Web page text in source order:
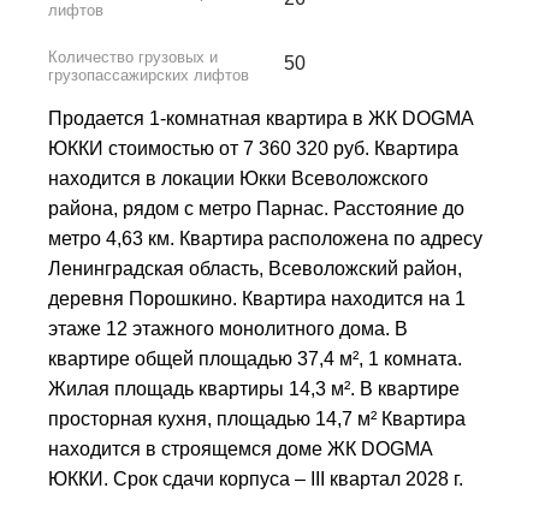
лифтов
Количество грузовых и
грузопассажирских лифтов
50
Продается 1-комнатная квартира в ЖК DOGMA
ЮККИ стоимостью от 7 360 320 руб. Квартира
находится в локации Юкки Всеволожского
района, рядом с метро Парнас. Расстояние до
метро 4,63 км. Квартира расположена по адресу
Ленинградская область, Всеволожский район,
деревня Порошкино. Квартира находится на 1
этаже 12 этажного монолитного дома. В
квартире общей площадью 37,4 м², 1 комната.
Жилая площадь квартиры 14,3 м². В квартире
просторная кухня, площадью 14,7 м² Квартира
находится в строящемся доме ЖК DOGMA
ЮККИ. Срок сдачи корпуса – III квартал 2028 г.